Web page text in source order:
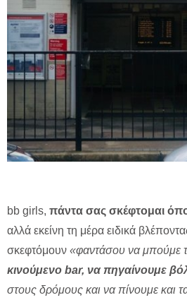
bb girls, πάντα σας σκέφτομαι
αλλά εκείνη τη μέρα ειδικά
σκεφτόμουν «φαντάσου να μπούμε
κινούμενο bar, να πηγαίνουμε
στους δρόμους και να πίνουμε και